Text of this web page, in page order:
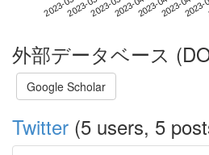
外部データベース
Google Scholar
Twitter (5 users, 5